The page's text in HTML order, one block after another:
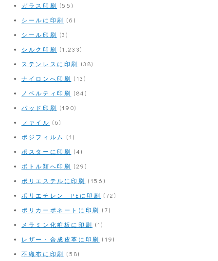
ガラス印刷 (55)
シールに印刷 (6)
シール印刷 (3)
シルク印刷 (1,233)
ステンレスに印刷 (38)
ナイロンへ印刷 (13)
ノベルティ印刷 (84)
パッド印刷 (190)
ファイル (6)
ポジフィルム (1)
ポスターに印刷 (4)
ボトル類へ印刷 (29)
ポリエステルに印刷 (156)
ポリエチレン PEに印刷 (72)
ポリカーボネートに印刷 (7)
メラミン化粧板に印刷 (1)
レザー・合成皮革に印刷 (19)
不織布に印刷 (58)